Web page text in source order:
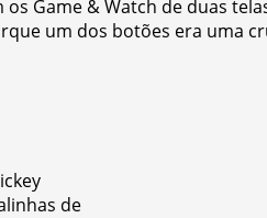
os Game & Watch de duas
um dos botões era uma
de